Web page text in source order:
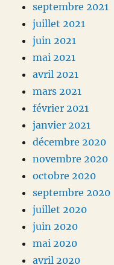
septembre 2021
juillet 2021
juin 2021
mai 2021
avril 2021
mars 2021
février 2021
janvier 2021
décembre 2020
novembre 2020
octobre 2020
septembre 2020
juillet 2020
juin 2020
mai 2020
avril 2020